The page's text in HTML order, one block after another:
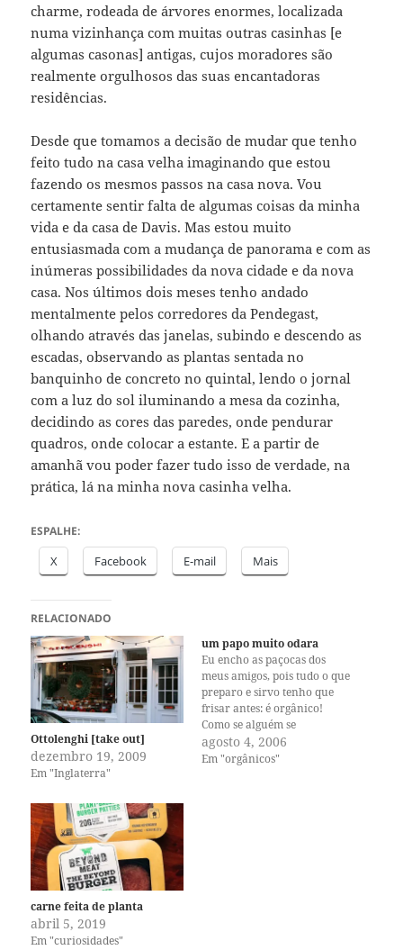
charme, rodeada de árvores enormes, localizada
numa vizinhança com muitas outras casinhas [e
algumas casonas] antigas, cujos moradores são
realmente orgulhosos das suas encantadoras
residências.
Desde que tomamos a decisão de mudar que tenho
feito tudo na casa velha imaginando que estou
fazendo os mesmos passos na casa nova. Vou
certamente sentir falta de algumas coisas da minha
vida e da casa de Davis. Mas estou muito
entusiasmada com a mudança de panorama e com as
inúmeras possibilidades da nova cidade e da nova
casa. Nos últimos dois meses tenho andado
mentalmente pelos corredores da Pendegast,
olhando através das janelas, subindo e descendo as
escadas, observando as plantas sentada no
banquinho de concreto no quintal, lendo o jornal
com a luz do sol iluminando a mesa da cozinha,
decidindo as cores das paredes, onde pendurar
quadros, onde colocar a estante. E a partir de
amanhã vou poder fazer tudo isso de verdade, na
prática, lá na minha nova casinha velha.
ESPALHE:
X Facebook E-mail Mais
RELACIONADO
Ottolenghi [take out]
dezembro 19, 2009
Em "Inglaterra"
um papo muito odara
Eu encho as paçocas dos
meus amigos, pois tudo o que
preparo e sirvo tenho que
frisar antes: é orgânico!
Como se alguém se
importasse. Mas eu me
importo. E compro cada vez
agosto 4, 2006
Em "orgânicos"
carne feita de planta
abril 5, 2019
Em "curiosidades"